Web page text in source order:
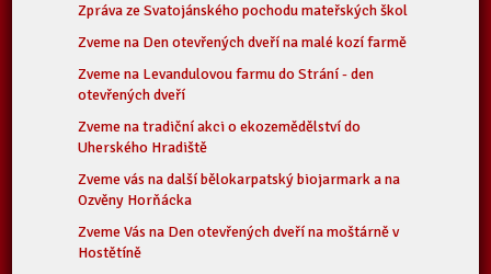
Zpráva ze Svatojánského pochodu mateřských škol
Zveme na Den otevřených dveří na malé kozí farmě
Zveme na Levandulovou farmu do Strání - den
otevřených dveří
Zveme na tradiční akci o ekozemědělství do
Uherského Hradiště
Zveme vás na další bělokarpatský biojarmark a na
Ozvěny Horňácka
Zveme Vás na Den otevřených dveří na moštárně v
Hostětíně